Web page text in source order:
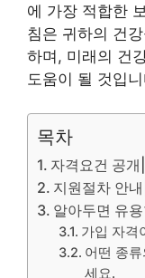
에 가장 적합한
침은 귀하의 건
하며, 미래의 건
도움이 될 것입
목차
자격요건 공
지원절차 안
알아두면 유
가입 자격
어떤 종
세요.